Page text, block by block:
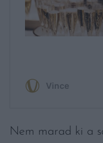
Nem marad ki a